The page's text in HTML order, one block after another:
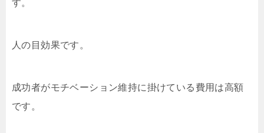
す。
人の目効果です。
成功者がモチベーション維持に掛けている費用は高額
です。